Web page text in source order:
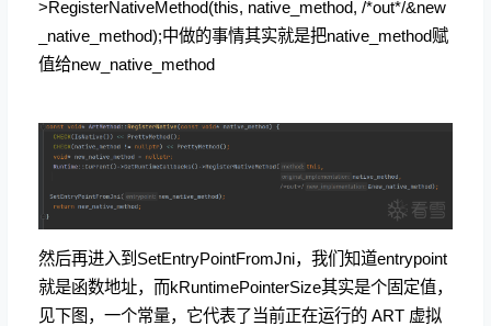
>RegisterNativeMethod(this, native_method, /*out*/&new
_native_method);中做的事情其实就是把native_method赋
值给new_ native_method
然后再进入到SetEntryPointFromJni，我们知道entrypoint
就是函数地址，而kRuntimePointerSize其实是个固定值，
见下图，一个常量，它代表了当前正在运行的 ART 虚拟